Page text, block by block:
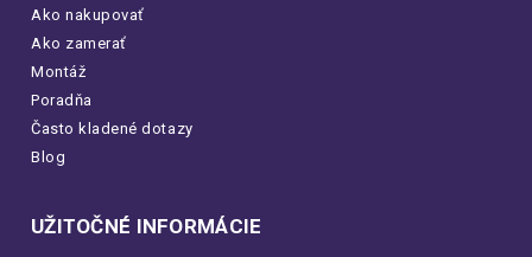
Ako nakupovať
Ako zamerať
Montáž
Poradňa
Často kladené dotazy
Blog
UŽITOČNÉ INFORMÁCIE